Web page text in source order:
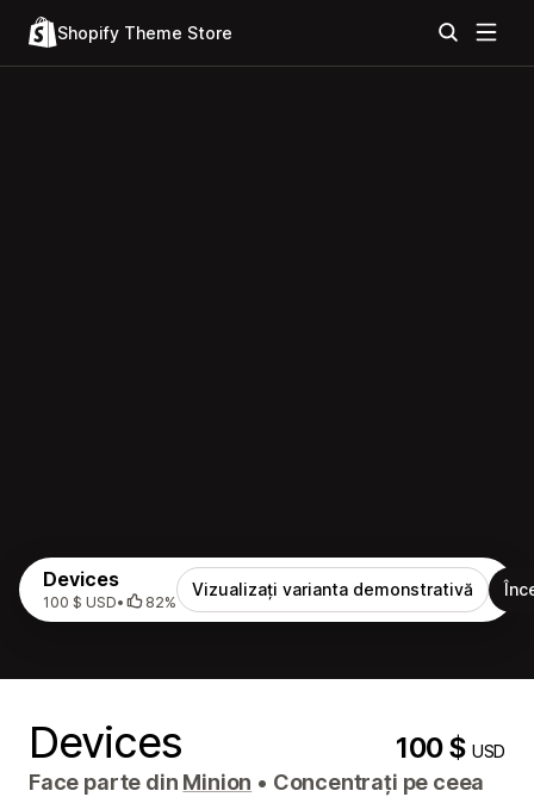
Shopify Theme Store
Devices
100 $ USD• 82%
Vizualizați varianta demonstrativă
Devices 100 $USD
Face parte din Minion • Concentrați pe ceea